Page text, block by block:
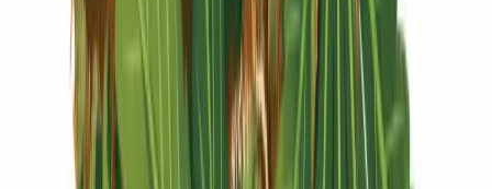
Vapes & Zubehör